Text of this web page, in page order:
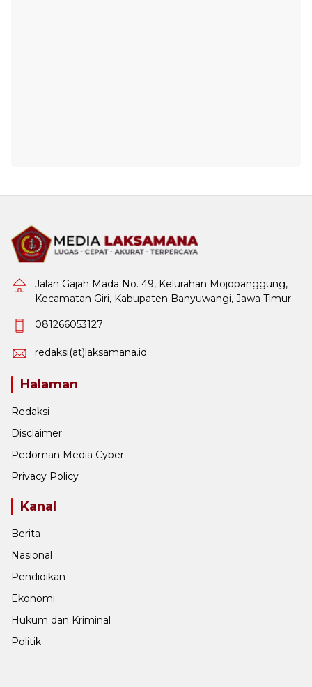
Jalan Gajah Mada No. 49, Kelurahan Mojopanggung,
Kecamatan Giri, Kabupaten Banyuwangi, Jawa Timur
081266053127
redaksi(at)laksamana.id
Halaman
Redaksi
Disclaimer
Pedoman Media Cyber
Privacy Policy
Kanal
Berita
Nasional
Pendidikan
Ekonomi
Hukum dan Kriminal
Politik